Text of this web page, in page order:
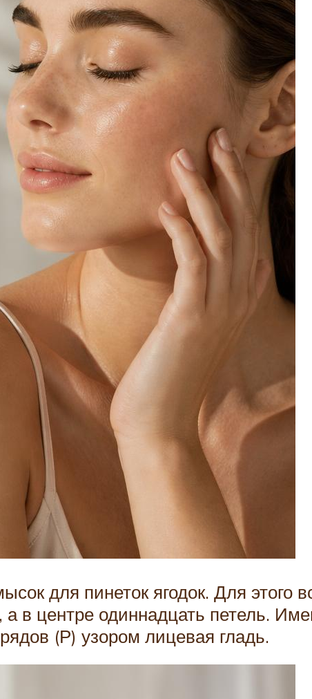
для пинеток ягодок. Для этого
в центре одиннадцать петель.
(Р) узором лицевая гладь.